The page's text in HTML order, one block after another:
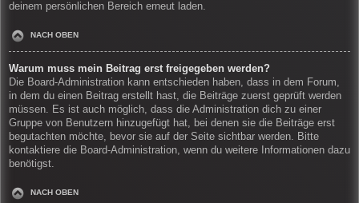
deinem persönlichen Bereich erneut laden.
NACH OBEN
Warum muss mein Beitrag erst freigegeben werden?
Die Board-Administration kann entschieden haben, dass in dem Forum,
in dem du einen Beitrag erstellt hast, die Beiträge zuerst geprüft werden
müssen. Es ist auch möglich, dass die Administration dich zu einer
Gruppe von Benutzern hinzugefügt hat, bei denen sie die Beiträge erst
begutachten möchte, bevor sie auf der Seite sichtbar werden. Bitte
kontaktiere die Board-Administration, wenn du weitere Informationen dazu
benötigst.
NACH OBEN